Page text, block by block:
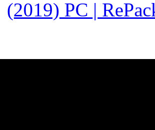
(2019) PC |